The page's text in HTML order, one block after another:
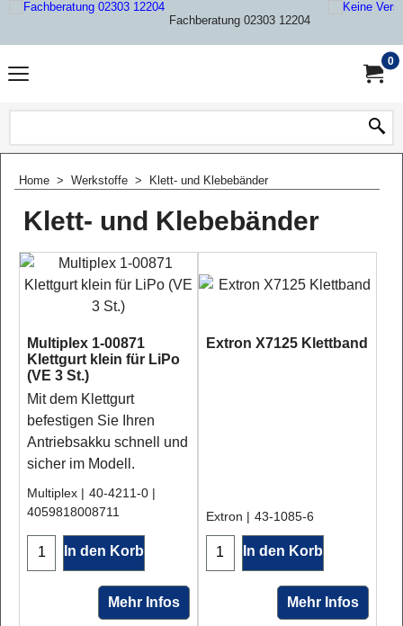
Fachberatung 02303 12204
0
Home > Werkstoffe > Klett- und Klebebänder
Klett- und Klebebänder
Multiplex 1-00871
Klettgurt klein für LiPo
(VE 3 St.)
Mit dem Klettgurt
befestigen Sie Ihren
Antriebsakku schnell und
sicher im Modell.
Multiplex
40-4211-0
4059818008711
In den Korb
Mehr Infos
Extron X7125 Klettband
Extron 43-1085-6
In den Korb
Mehr Infos